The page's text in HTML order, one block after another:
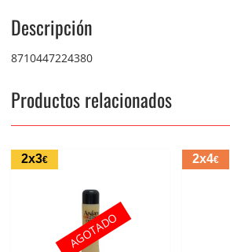
Descripción
8710447224380
Productos relacionados
2x3€
AGOTADO
2x4€